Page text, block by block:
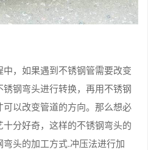
，如果遇到不锈钢管需要改变
钢弯头进行转换，再用不锈钢
以改变管道的方向。那么想必
分好奇，这样的不锈钢弯头的
头的加工方式.冲压法进行加